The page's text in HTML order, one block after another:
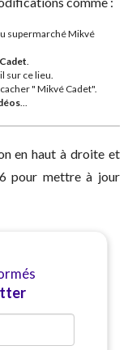
supermarché Mikvé
.
sur ce lieu.
" Mikvé Cadet".
...
en haut à droite et
pour mettre à jour